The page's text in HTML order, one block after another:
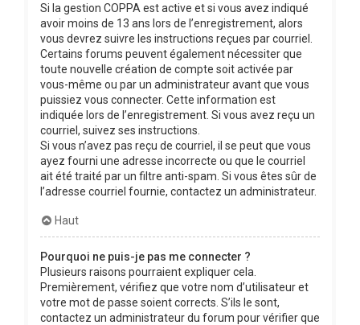
Si la gestion COPPA est active et si vous avez indiqué
avoir moins de 13 ans lors de l’enregistrement, alors
vous devrez suivre les instructions reçues par courriel.
Certains forums peuvent également nécessiter que
toute nouvelle création de compte soit activée par
vous-même ou par un administrateur avant que vous
puissiez vous connecter. Cette information est
indiquée lors de l’enregistrement. Si vous avez reçu un
courriel, suivez ses instructions.
Si vous n’avez pas reçu de courriel, il se peut que vous
ayez fourni une adresse incorrecte ou que le courriel
ait été traité par un filtre anti-spam. Si vous êtes sûr de
l’adresse courriel fournie, contactez un administrateur.
Haut
Pourquoi ne puis-je pas me connecter ?
Plusieurs raisons pourraient expliquer cela.
Premièrement, vérifiez que votre nom d’utilisateur et
votre mot de passe soient corrects. S’ils le sont,
contactez un administrateur du forum pour vérifier que